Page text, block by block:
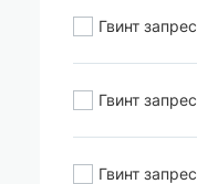
Гвинт
Гвинт
Гвинт